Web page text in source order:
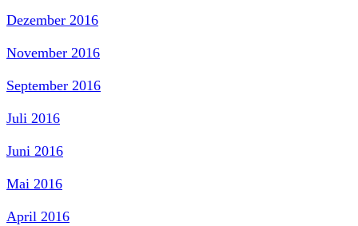
Dezember 2016
November 2016
September 2016
Juli 2016
Juni 2016
Mai 2016
April 2016